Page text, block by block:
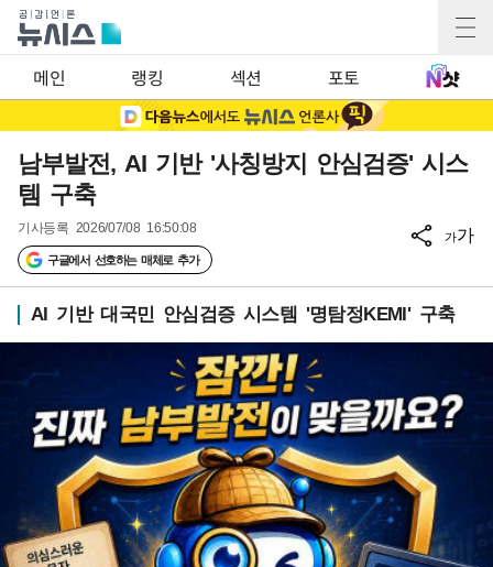
메인 랭킹 섹션 포토
남부발전, AI 기반 '사칭방지 안심검증' 시스
템 구축
기사등록 2026/07/08 16:50:08
구글에서 선호하는 매체로 추가
가가
AI 기반 대국민 안심검증 시스템 '명탐정KEMI' 구축